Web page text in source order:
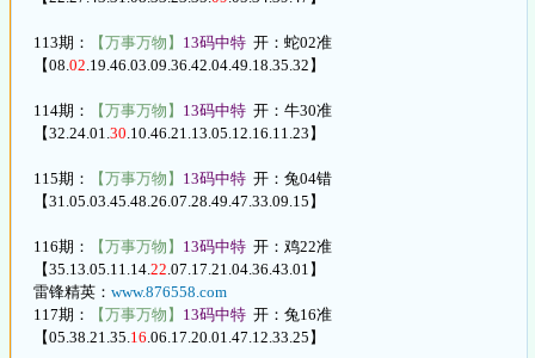
113期： 【万事万物】 13码中特 开：蛇02准
【08.02.19.46.03.09.36.42.04.49.18.35.32】
114期： 【万事万物】 13码中特 开：牛30准
【32.24.01.30.10.46.21.13.05.12.16.11.23】
115期： 【万事万物】 13码中特 开：兔04错
【31.05.03.45.48.26.07.28.49.47.33.09.15】
116期： 【万事万物】 13码中特 开：鸡22准
【35.13.05.11.14.22.07.17.21.04.36.43.01】
雷锋精英： www.876558.com
117期：
【万事万物】 13码中特 开：兔16准
【05.38.21.35.16.06.17.20.01.47.12.33.25】